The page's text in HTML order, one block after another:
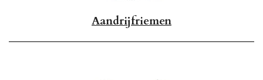
Aandrijfriemen